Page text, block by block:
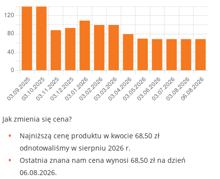
Jak zmienia się cena?
Najniższą cenę produktu w kwocie 68,50 zł
odnotowaliśmy w sierpniu 2026 r.
Ostatnia znana nam cena wynosi 68,50 zł na dzień
06.08.2026.